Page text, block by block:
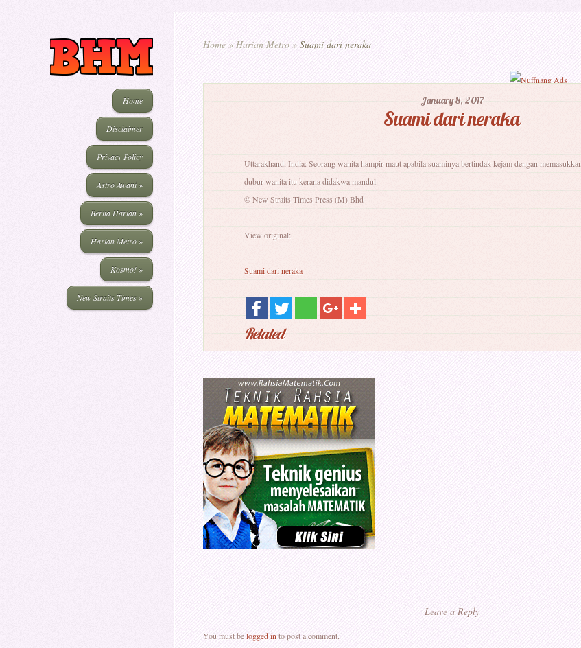
Home
Disclaimer
Privacy Policy
Astro Awani»
Berita Harian»
Harian Metro»
Kosmo!»
New Straits Times»
Home » Harian Metro »Suami dari neraka
January 8, 2017
Suami dari neraka
Uttarakhand, India: Seorang wanita hampir maut apabila suaminya bertindak kejam dengan
dubur wanita itu kerana didakwa mandul.
© New Straits Times Press (M) Bhd
View original:
Suami dari neraka
Related
Leave a Reply
You must belogged in to post a comment.